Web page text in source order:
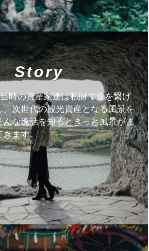
Story
時の資産家達は私財で道を繋げ
、次世代の観光資産となる風景を
んな逸話を知るときっと風景がま
きます。